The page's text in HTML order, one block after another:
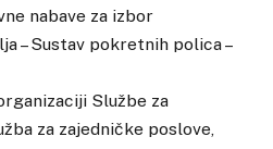
nabave za izbor
– Sustav pokretnih polica –
Službe za
za zajedničke poslove,